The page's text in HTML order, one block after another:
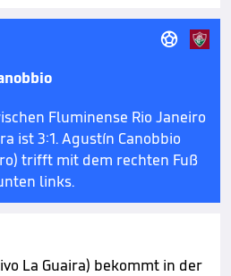

Fluminense Rio Janeiro
ist 3:1. Agustín Canobbio
trifft mit dem rechten Fuß
links.
La Guaira) bekommt in der